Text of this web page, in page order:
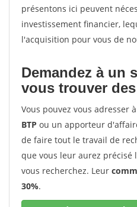
présentons ici peuvent
investissement financier,
l'acquisition pour vous de
Demandez à un
vous trouver
Vous pouvez vous adresser
BTP ou un apporteur
de faire tout le travail de
que vous leur aurez précisé
vous recherchez. Leur
30%.